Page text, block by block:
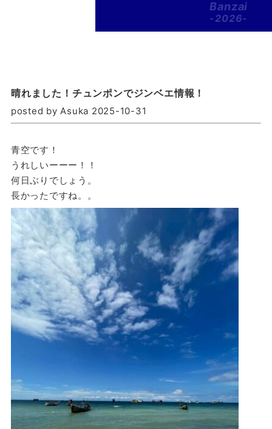
Banzai
-2026-
晴れました！チュンポンでジンベエ情報！
posted by Asuka 2025-10-31
青空です！
うれしいーーー！！
何日ぶりでしょう。
長かったですね。。